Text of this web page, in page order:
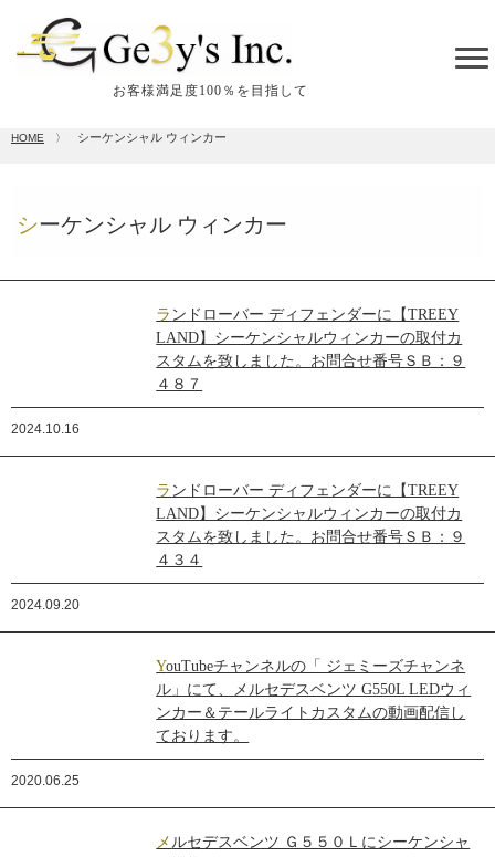
お客様満足度100％を目指して
HOME 〉 シーケンシャル ウィンカー
シーケンシャル ウィンカー
ランドローバー ディフェンダーに【TREEY
LAND】シーケンシャルウィンカーの取付カ
スタムを致しました。お問合せ番号ＳＢ：９
４８７
2024.10.16
ランドローバー ディフェンダーに【TREEY
LAND】シーケンシャルウィンカーの取付カ
スタムを致しました。お問合せ番号ＳＢ：９
４３４
2024.09.20
YouTubeチャンネルの「 ジェミーズチャンネ
ル」にて、メルセデスベンツ G550L LEDウィ
ンカー＆テールライトカスタムの動画配信し
ております。
2020.06.25
メルセデスベンツ Ｇ５５０Ｌにシーケンシャ